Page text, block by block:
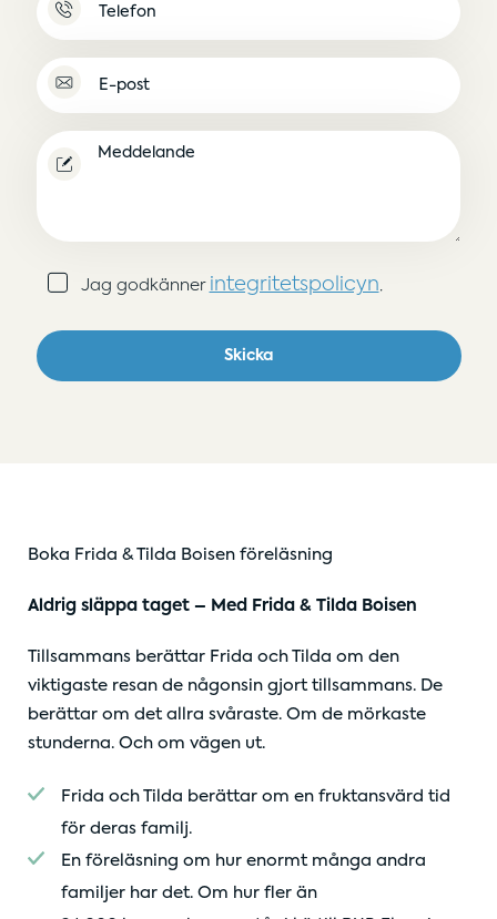
E-
post
(Obligatoriskt)
Meddelande
Samtycke
Jag godkänner integritetspolicyn
Skicka
Boka Frida & Tilda Boisen föreläsning
Aldrig släppa taget – Med Frida & Tilda Boisen
Tillsammans berättar Frida och Tilda om den
viktigaste resan de någonsin gjort tillsammans. De
berättar om det allra svåraste. Om de mörkaste
stunderna. Och om vägen ut.
Frida och Tilda berättar om en fruktansvärd tid
för deras familj.
En föreläsning om hur enormt många andra
familjer har det. Om hur fler än